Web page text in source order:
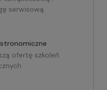
serwisową
ofertę szkoleń